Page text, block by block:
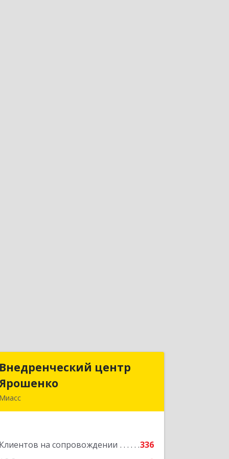
Внедренческий центр
Миасс
Клиентов на сопровождении
336
Внедренческий центр
Подробнее